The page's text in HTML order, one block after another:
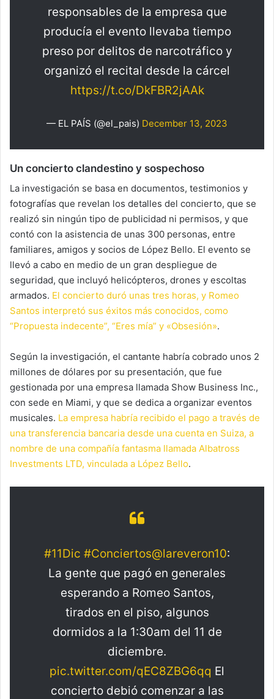
responsables de la empresa que
producía el evento llevaba tiempo
preso por delitos de narcotráfico y
organizó el recital desde la cárcel
https://t.co/DkFBR2jAAk
— EL PAÍS (@el_pais) December 13, 2023
Un concierto clandestino y sospechoso
La investigación se basa en documentos, testimonios y
fotografías que revelan los detalles del concierto, que se
realizó sin ningún tipo de publicidad ni permisos, y que
contó con la asistencia de unas 300 personas, entre
familiares, amigos y socios de López Bello. El evento se
llevó a cabo en medio de un gran despliegue de
seguridad, que incluyó helicópteros, drones y escoltas
armados. El concierto duró unas tres horas, y Romeo
Santos interpretó sus éxitos más conocidos, como
“Propuesta indecente”, “Eres mía” y «Obsesión».
Según la investigación, el cantante habría cobrado unos 2
millones de dólares por su presentación, que fue
gestionada por una empresa llamada Show Business Inc.,
con sede en Miami, y que se dedica a organizar eventos
musicales. La empresa habría recibido el pago a través de
una transferencia bancaria desde una cuenta en Suiza, a
nombre de una compañía fantasma llamada Albatross
Investments LTD, vinculada a López Bello.
#11Dic #Conciertos@lareveron10:
La gente que pagó en generales
esperando a Romeo Santos,
tirados en el piso, algunos
dormidos a la 1:30am del 11 de
diciembre.
pic.twitter.com/qEC8ZBG6qq El
concierto debió comenzar a las